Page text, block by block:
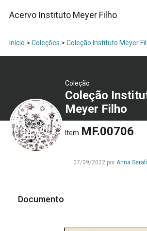
Acervo Instituto Meyer Filho
Início > Coleções > Coleção Instituto Meyer
Coleção
Coleção
Meyer Filho
Item MF.00706
07/09/2022 por Anna
Documento